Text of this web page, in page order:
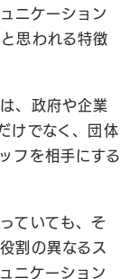
ニケーション
思われる特徴
、政府や企業
けでなく、団体
フを相手にする
ていても、そ
割の異なるス
ニケーション